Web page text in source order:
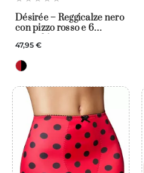
Désirée – Reggicalze nero
con pizzo rosso e 6
47,95 €